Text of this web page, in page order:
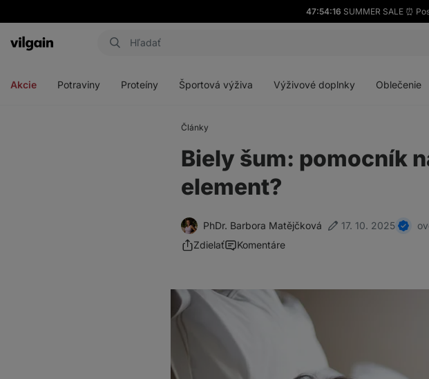
47:54:15 SUMMER SALE ⏰
Eshop
Akcie Potraviny Proteíny Športová výživa Výživové doplnky Oblečenie
Články
Biely šum: pomocník
element?
PhDr. Barbora Matějčková 17. 10. 2025
Zdielať
Komentáre